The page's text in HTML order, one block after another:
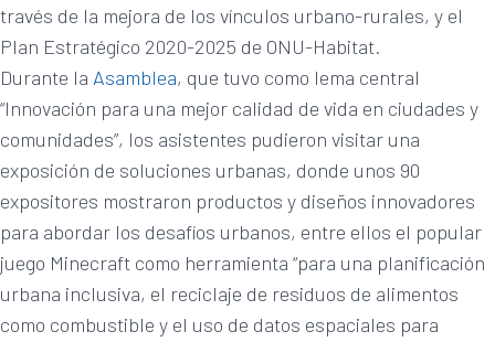
través de la mejora de los vínculos urbano-rurales, y el
Plan Estratégico 2020-2025 de ONU-Habitat.
Durante la Asamblea, que tuvo como lema central
“Innovación para una mejor calidad de vida en ciudades y
comunidades”, los asistentes pudieron visitar una
exposición de soluciones urbanas, donde unos 90
expositores mostraron productos y diseños innovadores
para abordar los desafíos urbanos, entre ellos el popular
juego Minecraft como herramienta “para una planificación
urbana inclusiva, el reciclaje de residuos de alimentos
como combustible y el uso de datos espaciales para